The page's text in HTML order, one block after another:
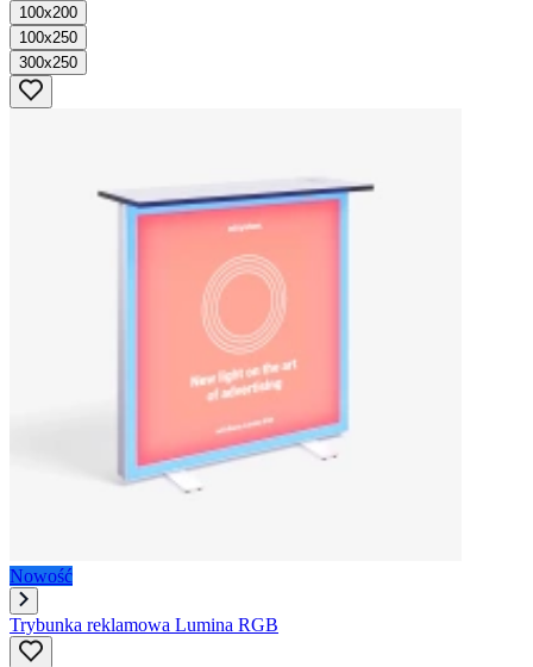
100x200
100x250
300x250
Nowość
Trybunka reklamowa Lumina RGB